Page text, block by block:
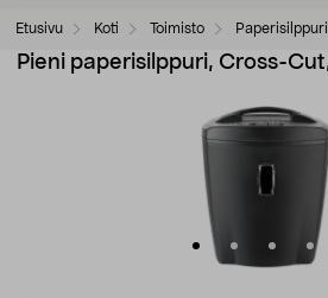
Etusivu Koti Toimisto
Pieni paperisilppuri, Cross-